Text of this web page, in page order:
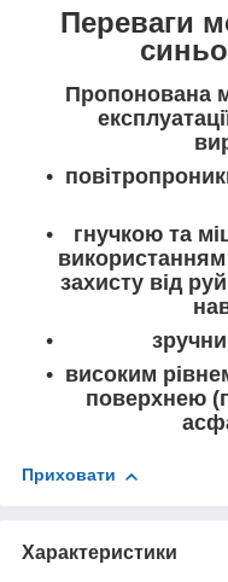
Переваги
Пропонована
гнучкою та
використанням
захисту від
високим
поверхнею
Приховати
Характеристики